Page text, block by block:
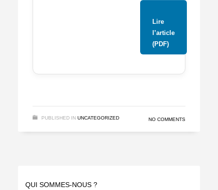
Lire
l’article
(PDF)
PUBLISHED IN UNCATEGORIZED NO COMMENTS
QUI SOMMES-NOUS ?